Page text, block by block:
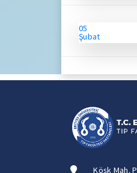
05
Şubat
Köşk Mah.